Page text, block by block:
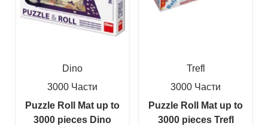
Dino
3000 Части
Puzzle Roll Mat up to
3000 pieces Dino
Trefl
3000 Части
Puzzle Roll Mat up to
3000 pieces Trefl